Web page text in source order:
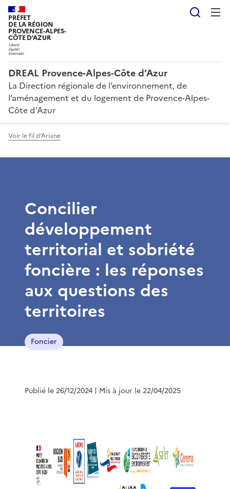
PRÉFET
DE LA RÉGION
PROVENCE-ALPES-
CÔTE D'AZUR
DREAL Provence-Alpes-Côte d'Azur
La Direction régionale de l’environnement, de
l’aménagement et du logement de Provence-Alpes-
Côte d’Azur
Voir le fil d'Ariane
Concilier
développement
territorial et sobriété
foncière : les réponses
aux questions des
territoires
Foncier
Publié le 26/12/2024 | Mis à jour le 22/04/2025